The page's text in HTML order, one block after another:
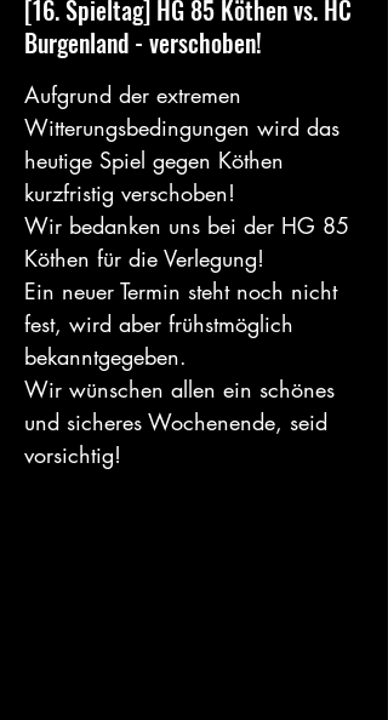
[16. Spieltag] HG 85 Köthen vs. HC
Burgenland - verschoben!
Aufgrund der extremen
Witterungsbedingungen wird das
heutige Spiel gegen Köthen
kurzfristig verschoben!
Wir bedanken uns bei der HG 85
Köthen für die Verlegung!
Ein neuer Termin steht noch nicht
fest, wird aber frühstmöglich
bekanntgegeben.
Wir wünschen allen ein schönes
und sicheres Wochenende, seid
vorsichtig!